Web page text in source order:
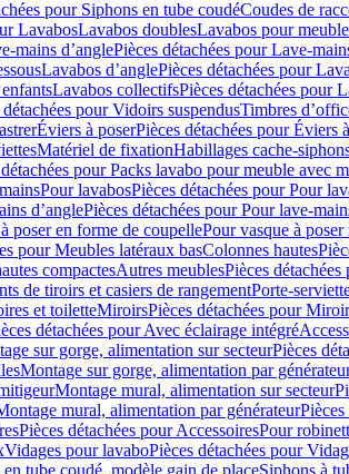
pour Siphons en tube coudéCoudes de
LavabosLavabos doublesLavabos pour
mains d’anglePièces détachées pour Lave-
Lavabos d’anglePièces détachées pour
Lavabos collectifsPièces détachées pour
détachées pour Vidoirs suspendusTimbres
Éviers à poserPièces détachées pour Éviers
Matériel de fixationHabillages cache-
pour Packs lavabo pour meuble avec
Pour lavabosPièces détachées pour Pour
d’anglePièces détachées pour Pour lave-
poser en forme de coupellePour vasque à
pour Meubles latéraux basColonnes hautes
compactesAutres meublesPièces
de tiroirs et casiers de rangementPorte-
et toiletteMiroirsPièces détachées pour
détachées pour Avec éclairage intégré
sur gorge, alimentation sur secteurPièces
Montage sur gorge, alimentation par
Montage mural, alimentation sur secteur
mural, alimentation par générateur
Pièces détachées pour AccessoiresPour
Vidages pour lavaboPièces détachées pour
tube coudé, modèle gain de placeSiphons à